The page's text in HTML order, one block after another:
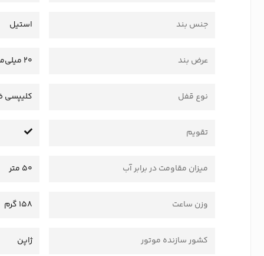
جنس بند استیل
عرض بند 20 میلی‌متر
نوع قفل کلیپسی
تقویم
میزان مقاومت در برابر آب 50 متر
وزن ساعت 158 گرم
کشور سازنده موتور ژاپن